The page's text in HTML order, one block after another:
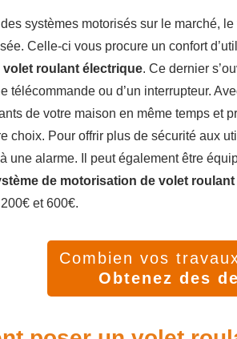
systèmes motorisés sur le marché,
Celle-ci vous procure un confort
volet roulant électrique. Ce dernier
télécommande ou d’un interrupteur.
de votre maison en même temps et
choix. Pour offrir plus de sécurité aux
une alarme. Il peut également être
de motorisation de volet roulant
et 600€.
Combien vos
Obtenez des